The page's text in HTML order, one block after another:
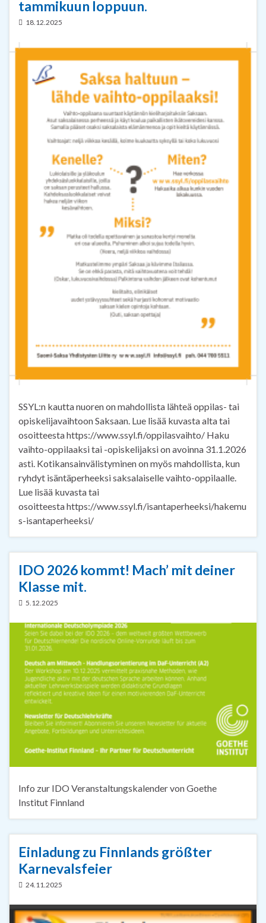
tammikuun loppuun.
18.12.2025
SSYL:n kautta nuoren on mahdollista lähteä oppilas- tai
opiskelijavaihtoon Saksaan. Lue lisää kuvasta alta tai
osoitteesta https://www.ssyl.fi/oppilasvaihto/ Haku
vaihto-oppilaaksi tai -opiskelijaksi on avoinna 31.1.2026
asti. Kotikansainvälistyminen on myös mahdollista, kun
ryhdyt isäntäperheeksi saksalaiselle vaihto-oppilaalle.
Lue lisää kuvasta tai
osoitteesta https://www.ssyl.fi/isantaperheeksi/hakemu
s-isantaperheeksi/
IDO 2026 kommt! Mach’ mit deiner
Klasse mit.
5.12.2025
Info zur IDO Veranstaltungskalender von Goethe
Institut Finnland
Einladung zu Finnlands größter
Karnevalsfeier
24.11.2025